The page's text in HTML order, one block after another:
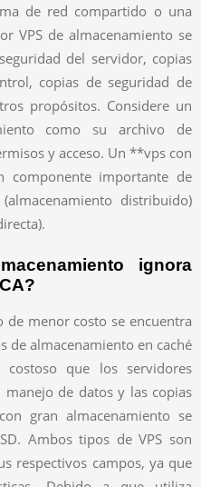
de red compartido o una
VPS de almacenamiento se
del servidor, copias
copias de seguridad de
propósitos. Considere un
como su archivo de
y acceso. Un **vps con
componente importante de
distribuido)
ignora
de menor costo se encuentra
de almacenamiento en caché
que los servidores
manejo de datos y las copias
gran almacenamiento se
Ambos tipos de VPS son
respectivos campos, ya que